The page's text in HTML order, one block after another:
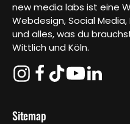
new media labs ist eine
Webdesign, Social Media,
und alles, was du
Wittlich und Köln.
Sitemap